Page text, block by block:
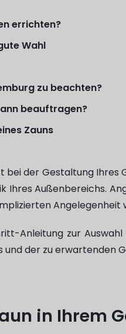
errichten?
Wahl
zu beachten?
beauftragen?
Zauns
bei der Gestaltung
Außenbereichs.
Angelegenheit
Anleitung zur
und der zu erwartenden
in Ihrem